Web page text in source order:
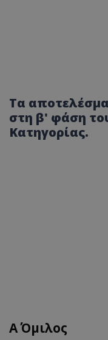
Τα
στη β' φάση
Κατηγορίας.
Α΄ Όμιλος